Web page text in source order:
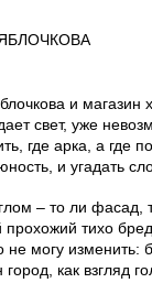
и магазин
свет, уже
где арка, а где
и угадать
– то ли фасад,
прохожий тихо
не могу изменить:
как взгляд